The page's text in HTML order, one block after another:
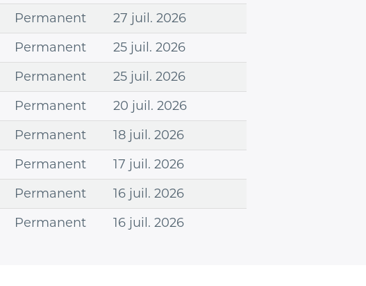
Permanent
27 juil. 2026
Permanent
25 juil. 2026
Permanent
25 juil. 2026
Permanent
20 juil. 2026
Permanent
18 juil. 2026
Permanent
17 juil. 2026
Permanent
16 juil. 2026
Permanent 16 juil. 2026